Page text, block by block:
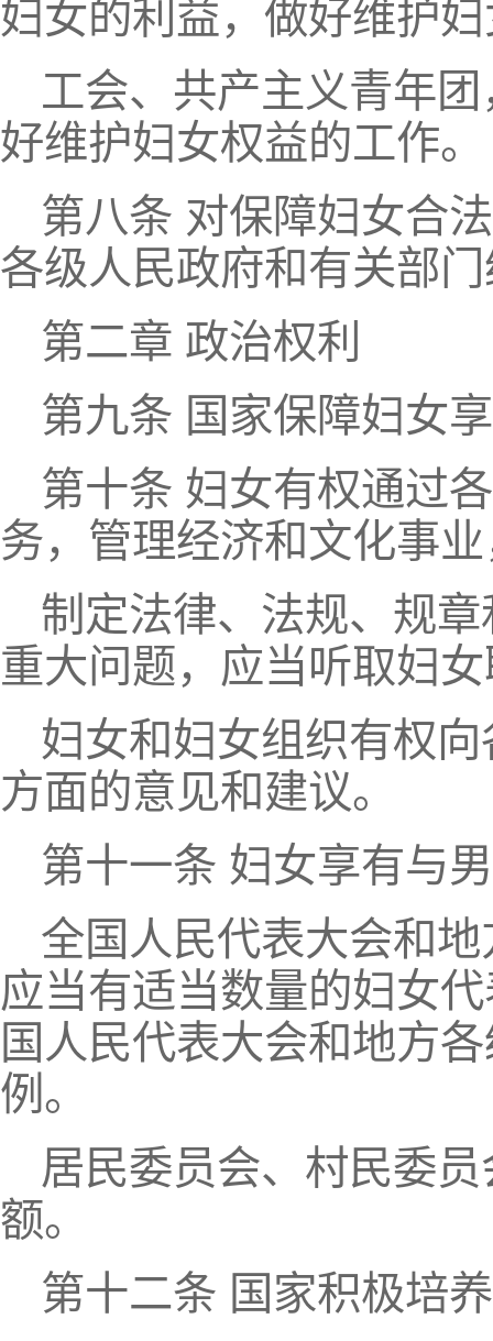
妇女的利益，做好维护
工会、共产主义青年
好维护妇女权益的工作。
第八条 对保障妇女合
各级人民政府和有关部
第二章 政治权利
第九条 国家保障妇女
第十条 妇女有权通过
务，管理经济和文化事
制定法律、法规、规
重大问题，应当听取妇
妇女和妇女组织有权
方面的意见和建议。
第十一条 妇女享有与
全国人民代表大会和
应当有适当数量的妇女
国人民代表大会和地方
例。
居民委员会、村民委
额。
第十二条 国家积极培